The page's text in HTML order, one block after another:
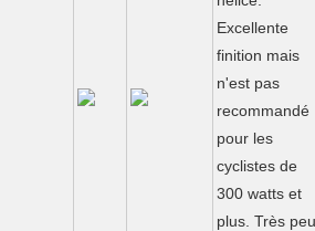
Excellente
finition mais
n'est pas
recommandé
pour les
cyclistes de
300 watts et
plus. Très peu